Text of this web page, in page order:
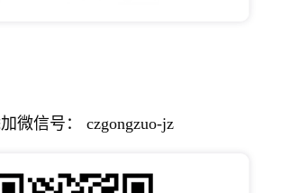
微信号： czgongzuo-jz